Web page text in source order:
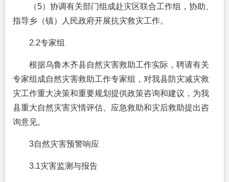
（5）协调有关部门组成赴灾区联合工作组，协助、
指导乡（镇）人民政府开展抗灾救灾工作。
2.2专家组
根据乌鲁木齐县自然灾害救助工作实际，聘请有关
专家组成自然灾害救助工作专家组，对我县防灾减灾救
灾工作重大决策和重要规划提供政策咨询和建议，为我
县重大自然灾害灾情评估、应急救助和灾后救助提出咨
询意见。
3自然灾害预警响应
3.1灾害监测与报告